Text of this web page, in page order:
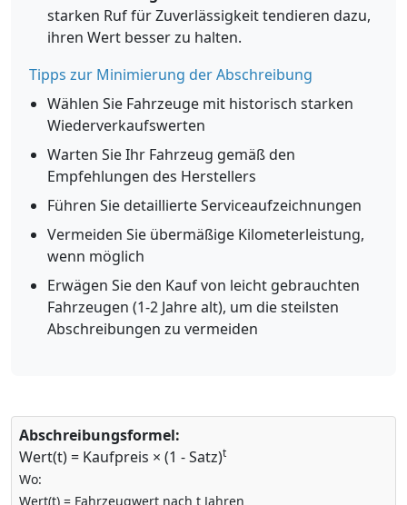
starken Ruf für Zuverlässigkeit tendieren dazu,
ihren Wert besser zu halten.
Tipps zur Minimierung der Abschreibung
Wählen Sie Fahrzeuge mit historisch starken
Wiederverkaufswerten
Warten Sie Ihr Fahrzeug gemäß den
Empfehlungen des Herstellers
Führen Sie detaillierte Serviceaufzeichnungen
Vermeiden Sie übermäßige Kilometerleistung,
wenn möglich
Erwägen Sie den Kauf von leicht gebrauchten
Fahrzeugen (1-2 Jahre alt), um die steilsten
Abschreibungen zu vermeiden
Abschreibungsformel:
Wert(t) = Kaufpreis × (1 - Satz)t
Wo:
Wert(t) = Fahrzeugwert nach t Jahren